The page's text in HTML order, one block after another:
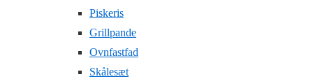
Piskeris
Grillpande
Ovnfastfad
Skålesæt